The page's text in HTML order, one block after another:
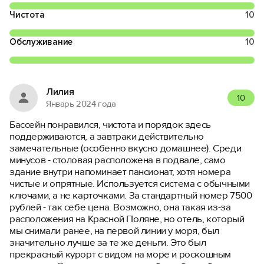
Чистота 10
Обслуживание 10
Лилия
Январь 2024 года
10
Бассейн понравился, чистота и порядок здесь
поддерживаются, а завтраки действительно
замечательные (особенно вкусно домашнее). Среди
минусов - столовая расположена в подвале, само
здание внутри напоминает пансионат, хотя номера
чистые и опрятные. Используется система с обычными
ключами, а не карточками. За стандартный номер 7500
рублей - так себе цена. Возможно, она такая из-за
расположения на Красной Поляне, но отель, который
мы снимали ранее, на первой линии у моря, был
значительно лучше за те же деньги. Это был
прекрасный курорт с видом на море и роскошным